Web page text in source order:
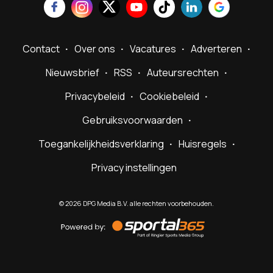
Contact Over ons Vacatures
Adverteren
Nieuwsbrief
RSS
Auteursrechten
Privacybeleid
Cookiebeleid
Gebruiksvoorwaarden
Toegankelijkheidsverklaring
Huisregels
Privacy instellingen
©2026 DPG Media B.V. alle rechten voorbehouden.
by
Sportal365